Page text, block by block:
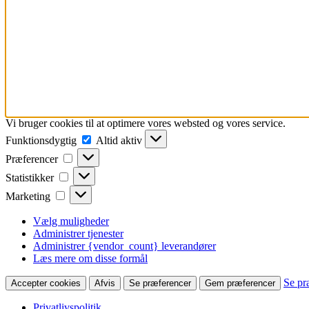
Vi bruger cookies til at optimere vores websted og vores service.
Funktionsdygtig
Funktionsdygtig
Altid aktiv
Præferencer
Præferencer
Statistikker Statistikker
Marketing Marketing
Vælg muligheder
Administrer tjenester
Administrer {vendor_count} leverandører
Læs mere om disse formål
Accepter cookies Afvis Se præferencer Gem præferencer Se